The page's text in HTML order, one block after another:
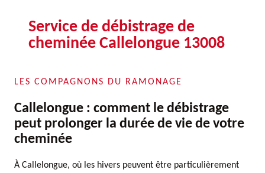
Service de débistrage de
cheminée Callelongue 13008
LES COMPAGNONS DU RAMONAGE
Callelongue : comment le débistrage
peut prolonger la durée de vie de votre
cheminée
À Callelongue, où les hivers peuvent être particulièrement